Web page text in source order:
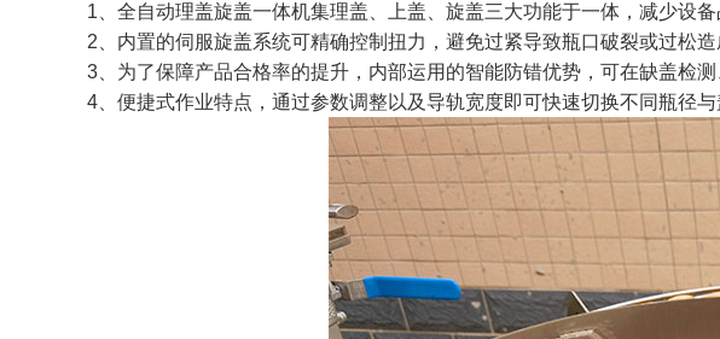
1、全自动理盖旋盖一体机集理盖、上盖、旋盖三大功能于一体，减少设
2、内置的伺服旋盖系统可精确控制扭力，避免过紧导致瓶口破裂或过松造
3、为了保障产品合格率的提升，内部运用的智能防错优势，可在缺盖检
4、便捷式作业特点，通过参数调整以及导轨宽度即可快速切换不同瓶径与